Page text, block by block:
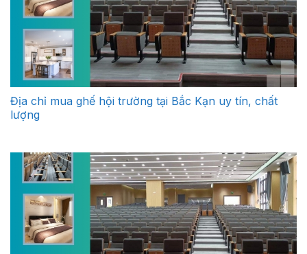
Địa chỉ mua ghế hội trường tại Bắc Kạn uy tín, chất
lượng